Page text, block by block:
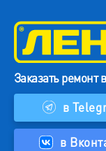
Заказать ремонт в
в
в